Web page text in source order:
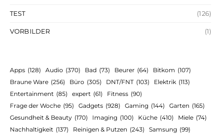
TEST (126)
VORBILDER (1)
Apps (128) Audio (370) Bad (73) Beurer (64) Bitkom (107)
Braune Ware (256) Büro (305) DNT/FNT (103) Elektrik (113)
Entertainment (85) expert (61) Fitness (90)
Frage der Woche (95) Gadgets (928) Gaming (144) Garten (165)
Gesundheit & Beauty (170) Imaging (100) Küche (410) Miele (74)
Nachhaltigkeit (137) Reinigen & Putzen (243) Samsung (99)